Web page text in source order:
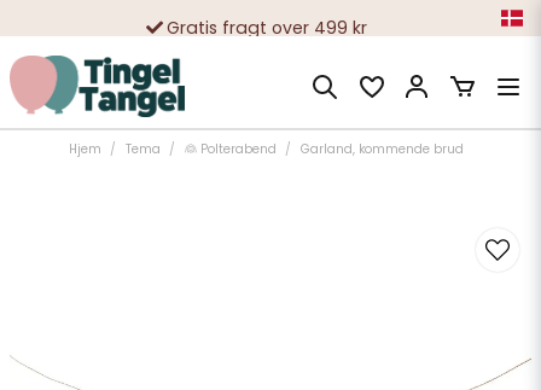
Gratis fragt over 499 kr
10 000-vis af tilfredse kunder
Hjem Tema 👰 Polterabend Garland, kommende brud